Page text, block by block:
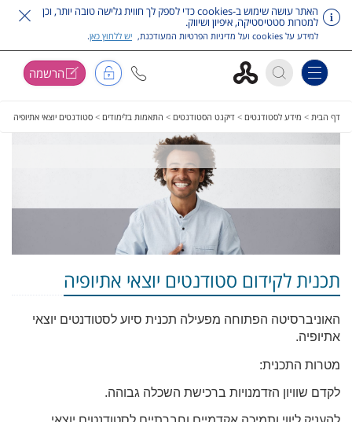
האתר עושה שימוש ב-cookies כדי לספק לך חווית גלישה טובה יותר, וכן
למטרות סטטיסטיקה, איפיון ושיווק.
למידע על cookies ועל מדיניות הפרטיות המעודכנת, יש ללחוץ כאן.
Toggle navigation הרשמה
דף הבית > מידע לסטודנטים > דיקנט הסטודנטים > התאמות בלימודים > סטודנטים יוצאי אתיופיה
תכנית לקידום סטודנטים יוצאי אתיופיה
האוניברסיטה הפתוחה מפעילה תכנית סיוע לסטודנטים יוצאי
אתיופיה.
מטרות התכנית:
לקדם שוויון הזדמנויות ברכישת השכלה גבוהה.